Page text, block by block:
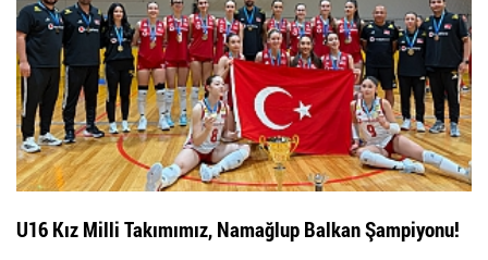
U16 Kız Milli Takımımız, Namağlup Balkan Şampiyonu!